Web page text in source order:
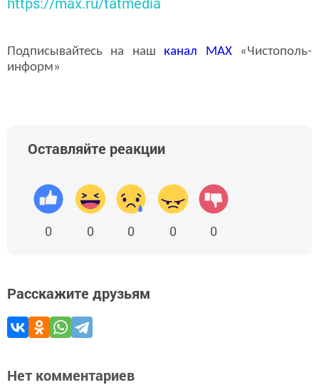
Подписывайтесь на наш канал MAX«Чистополь-
информ»
Оставляйте реакции
0 0 0 0 0
Расскажите друзьям
Нет комментариев